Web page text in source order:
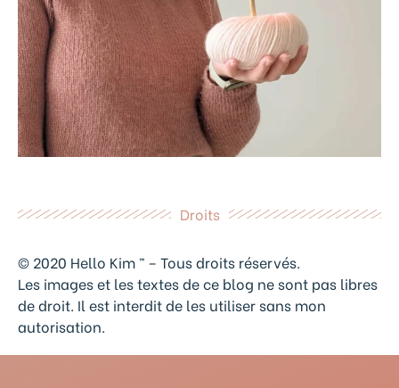
Droits
© 2020 Hello Kim ™ – Tous droits réservés.
Les images et les textes de ce blog ne sont pas libres
de droit. Il est interdit de les utiliser sans mon
autorisation.